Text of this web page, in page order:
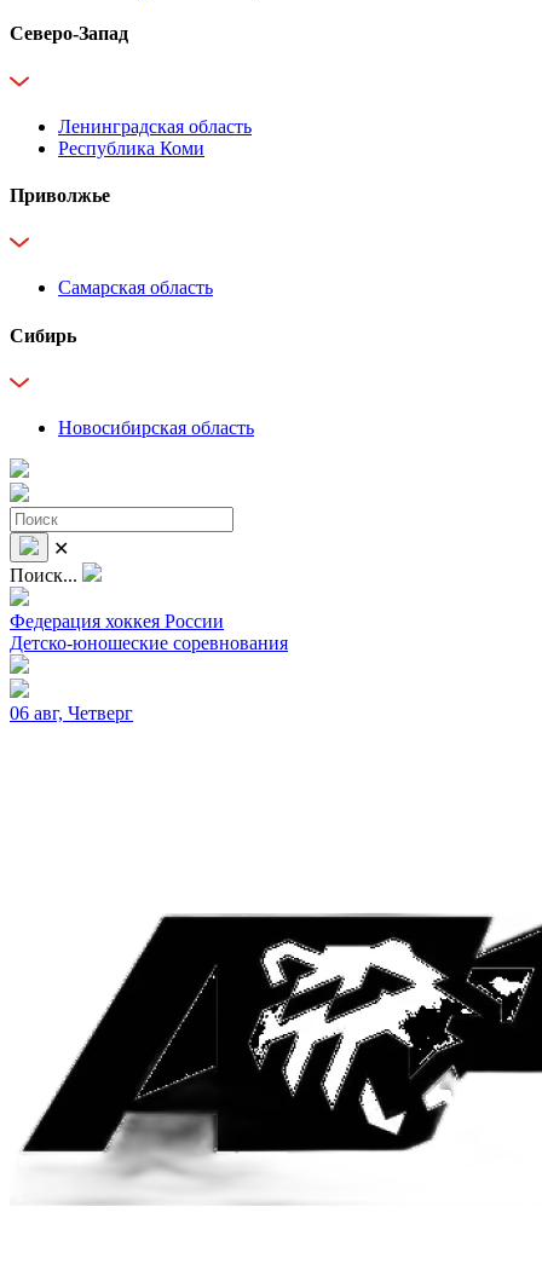
Северо-Запад
Ленинградская область
Республика Коми
Приволжье
Самарская область
Сибирь
Новосибирская область
✕
Поиск...
Федерация хоккея России
Детско-юношеские соревнования
06 авг, Четверг